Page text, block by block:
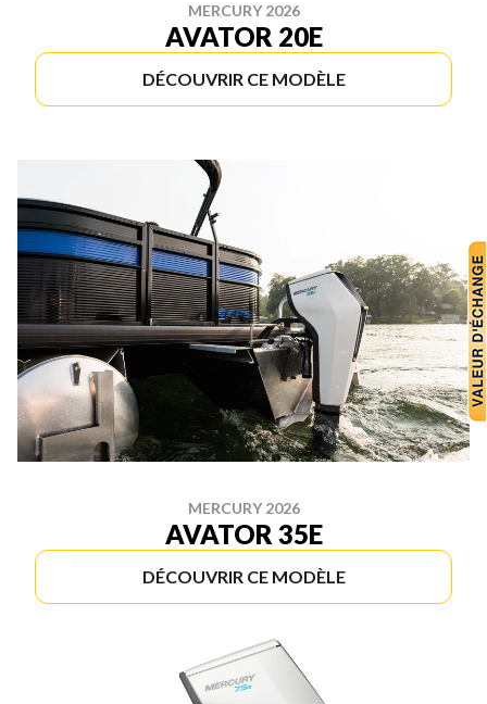
MERCURY 2026
AVATOR 20E
DÉCOUVRIR CE MODÈLE
MERCURY 2026
AVATOR 35E
DÉCOUVRIR CE MODÈLE